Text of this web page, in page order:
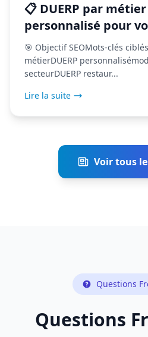
📋 DUERP par
personnalisé pour
(2026)
🎯 Objectif SEOMots-clés
métierDUERP
secteurDUERP restaur...
Lire la suite
Voir tous
Questions
Questions